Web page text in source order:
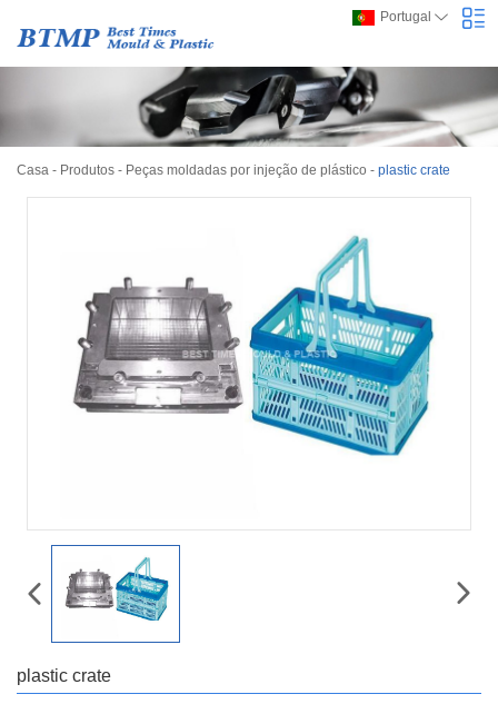
Portugal
Casa - Produtos - Peças moldadas por injeção de plástico - plastic crate
plastic crate